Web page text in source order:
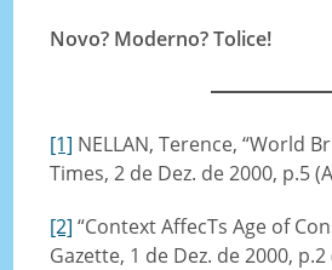
Novo? Moderno? Tolice!
[1] NELLAN, Terence, “World
Times, 2 de Dez. de 2000, p.5
[2] “Context AffecTs Age of
Gazette, 1 de Dez. de 2000, p.2